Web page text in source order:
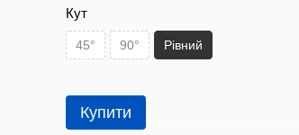
Кут
45° 90° Рівний
Купити